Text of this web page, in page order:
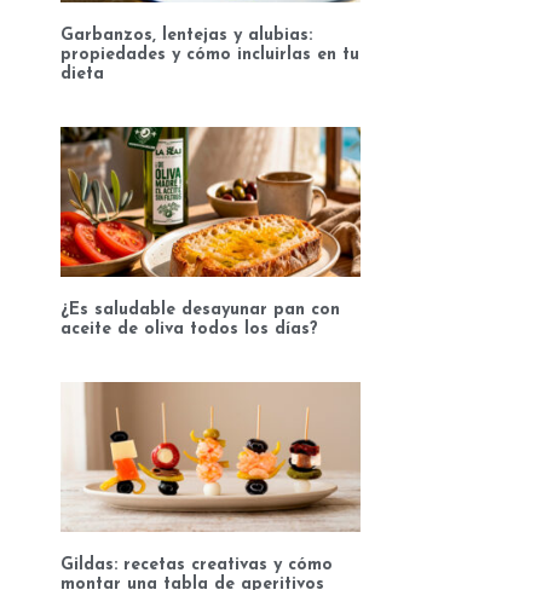
Garbanzos, lentejas y alubias:
propiedades y cómo incluirlas en tu
dieta
¿Es saludable desayunar pan con
aceite de oliva todos los días?
Gildas: recetas creativas y cómo
montar una tabla de aperitivos